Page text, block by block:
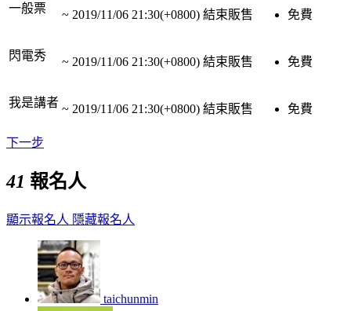
一般票 ~ 2019/11/06 21:30(+0800) 結束販售 免費
閃電秀 ~ 2019/11/06 21:30(+0800) 結束販售 免費
我是講者 ~ 2019/11/06 21:30(+0800) 結束販售 免費
下一步
41 報名人
顯示報名人 隱藏報名人
taichunmin